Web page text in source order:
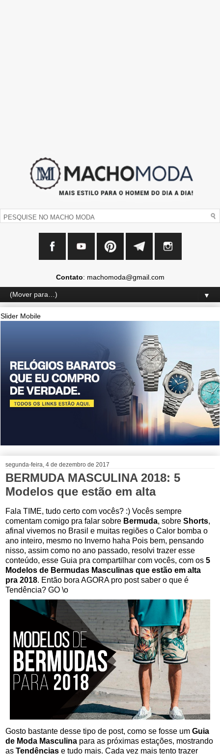
Contato: machomoda@gmail.com
▼
Slider Mobile
segunda-feira, 4 de dezembro de 2017
BERMUDA MASCULINA 2018: 5
Modelos que estão em alta
Fala TIME, tudo certo com vocês? :) Vocês sempre
comentam comigo pra falar sobre Bermuda, sobre Shorts,
afinal vivemos no Brasil e muitas regiões o Calor bomba o
ano inteiro, mesmo no Inverno haha Pois bem, pensando
nisso, assim como no ano passado, resolvi trazer esse
conteúdo, esse Guia pra compartilhar com vocês, com os 5
Modelos de Bermudas Masculinas que estão em alta
pra 2018. Então bora AGORA pro post saber o que é
Tendência? GO \o
Gosto bastante desse tipo de post, como se fosse um Guia
de Moda Masculina para as próximas estações, mostrando
as Tendências e tudo mais. Cada vez mais tento trazer